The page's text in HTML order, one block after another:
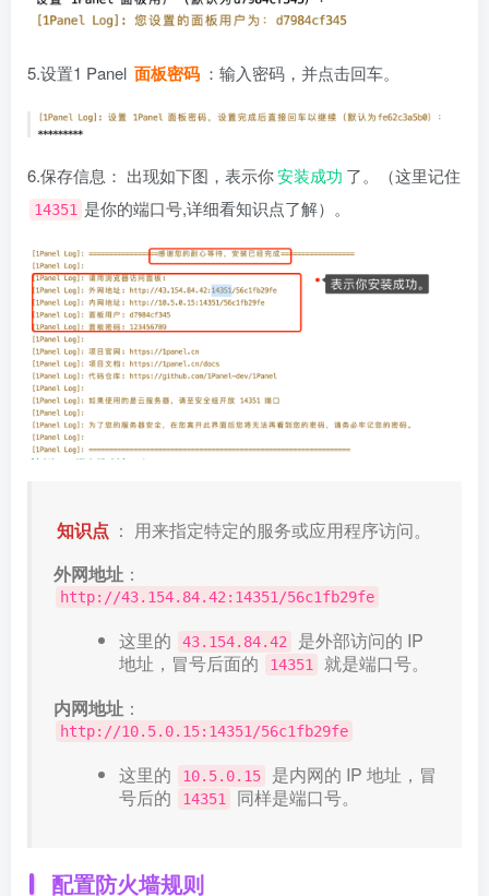
5.设置1 Panel 面板密码 ：输入密码，并点击回车。
6.保存信息： 出现如下图，表示你安装成功 了。（这里记住
14351 是你的端口号,详细看知识点了解）。
知识点 ： 用来指定特定的服务或应用程序访问。
外网地址 ：
http://43.154.84.42:14351/56c1fb29fe
这里的 43.154.84.42
是外部访问的 IP
地址，冒号后面的
14351
就是端口号。
内网地址 ：
http://10.5.0.15:14351/56c1fb29fe
这里的 10.5.0.15
是内网的 IP 地址，冒
号后的
14351 同样是端口号。
配置防火墙规则